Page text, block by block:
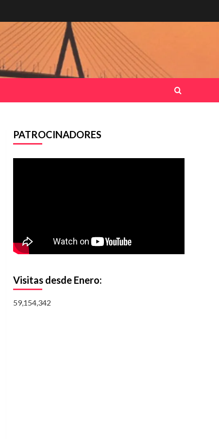
PATROCINADORES
Visitas desde Enero:
59,154,342